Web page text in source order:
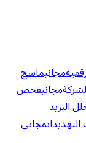
مجانيماسح
مجانيفحص
البريد
مجاني